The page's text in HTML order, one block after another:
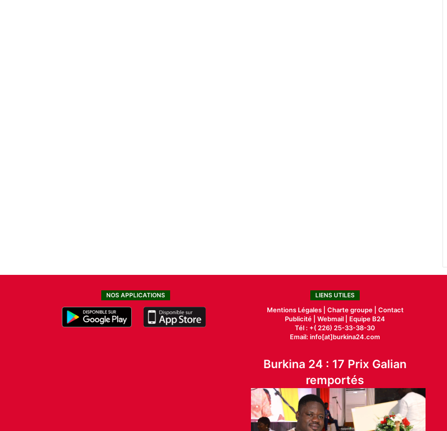
NOS APPLICATIONS LIENS UTILES
Mentions Légales | Charte groupe | Contact
Publicité |Webmail |
Equipe B24
Tél : +( 226) 25-33-38-30
Email: info[at]burkina24.com
Burkina 24 : 17 Prix Galian
remportés